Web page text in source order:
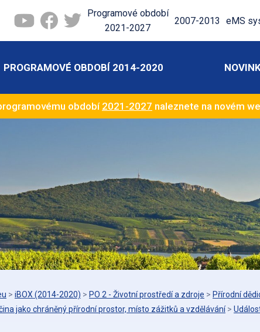
Programové období
2021-2027
2007-2013 eMS
PROGRAMOVÉ OBDOBÍ 2014-2020
období2021-2027 naleznete na novém
> iBOX (2014-2020) > PO 2 - Životní prostředí a zdroje > Přírodní
jako chráněný přírodní prostor, místo zážitků a vzdělávání >